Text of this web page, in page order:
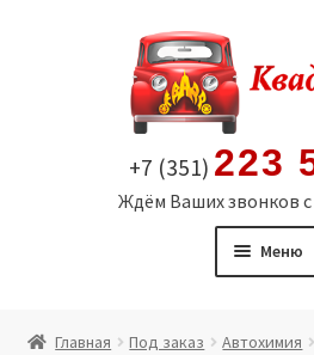
содержимому
+7 (351) 223
Ждём Ваших звонков с
Меню
Главная Под заказ Автохимия